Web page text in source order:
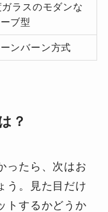
ラスのモダンな
ブ型
ンバーン方式
？
ったら、次はお
う。見た目だけ
トするかどうか